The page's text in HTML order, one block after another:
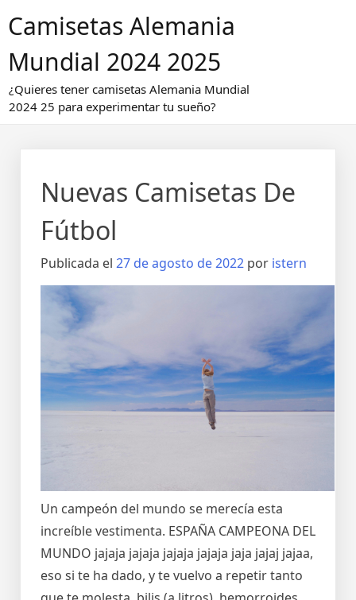
alCamisetas Alemania
Mundial 2024 2025
¿Quieres tener camisetas Alemania Mundial
2024 25 para experimentar tu sueño?
Nuevas Camisetas De
Fútbol
Publicada el 27 de agosto de 2022 por istern
Un campeón del mundo se merecía esta
increíble vestimenta. ESPAÑA CAMPEONA DEL
MUNDO jajaja jajaja jajaja jajaja jaja jajaj jajaa,
eso si te ha dado, y te vuelvo a repetir tanto